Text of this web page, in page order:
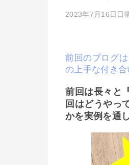
2023年7月16日日
前回のブログ
の上手な付き合
前回は長々と
回はどうやっ
かを実例を通